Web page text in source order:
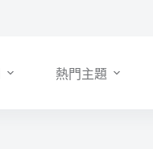
熱門主題